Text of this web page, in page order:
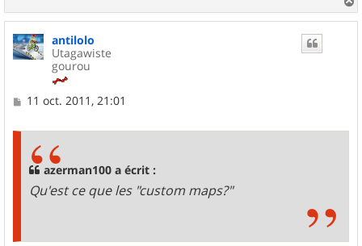
e
a
antilolo
Utagawiste
gourou
M11 oct. 2011, 21:01
azerman100 a écrit :
Qu'est ce que les "custom maps?"